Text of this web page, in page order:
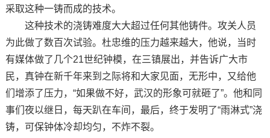
采取这种一铸而成的技术。
这种技术的浇铸难度大大超过任何其他铸件。攻关人员
为此做了数百次试验。杜忠维的压力越来越大，他说，当时
有媒体做了几个21世纪钟模，在三镇展出，并告诉广大市
民，真钟在新千年来到之际将和大家见面，无形中，又给他
们增添了压力，“如果做不好，武汉的形象可就砸了”。他和同
事们夜以继日，每天趴在车间，最后，终于发明了“雨淋式”浇
铸，可保钟体冷却均匀，不炸不裂。